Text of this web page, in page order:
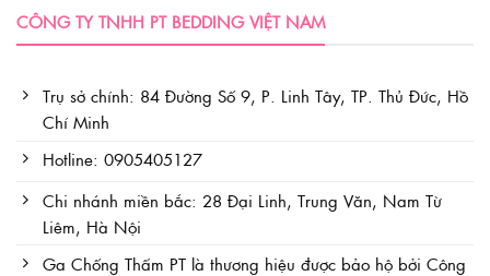
CÔNG TY TNHH PT BEDDING VIỆT NAM
Trụ sở chính: 84 Đường Số 9, P. Linh Tây, TP. Thủ Đức, Hồ
Chí Minh
Hotline: 0905405127
Chi nhánh miền bắc: 28 Đại Linh, Trung Văn, Nam Từ
Liêm, Hà Nội
Ga Chống Thấm PT là thương hiệu được bảo hộ bởi Công